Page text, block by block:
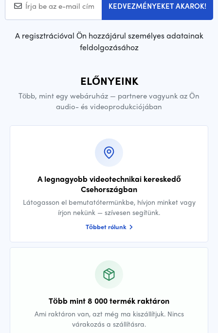
KEDVEZMÉNYEKET AKAROK!
A regisztrációval Ön hozzájárul személyes adatainak
feldolgozásához
ELŐNYEINK
Több, mint egy webáruház — partnere vagyunk az Ön
audio- és videoprodukciójában
A legnagyobb videotechnikai kereskedő
Csehországban
Látogasson el bemutatótermünkbe, hívjon minket vagy
írjon nekünk — szívesen segítünk.
Többet rólunk
Több mint 8 000 termék raktáron
Ami raktáron van, azt még ma kiszállítjuk. Nincs
várakozás a szállításra.